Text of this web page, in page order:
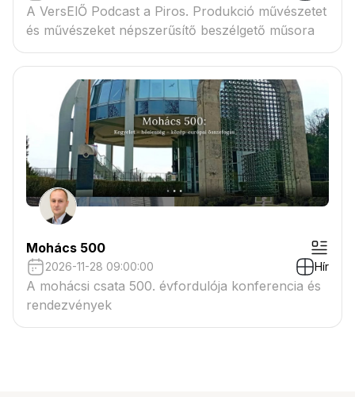
A VersElŐ Podcast a Piros. Produkció művészetet
és művészeket népszerűsítő beszélgető műsora
Mohács 500
2026-11-28 09:00:00 Hír
A mohácsi csata 500. évfordulója konferencia és
rendezvények